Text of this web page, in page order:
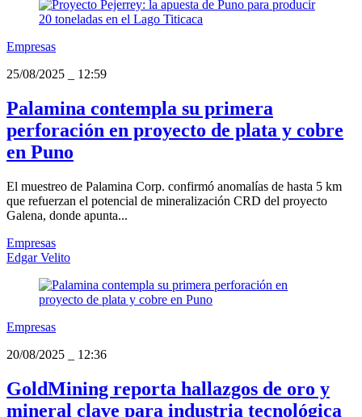
Empresas
25/08/2025
12:59
Palamina contempla su primera
perforación en proyecto de plata y cobre
en Puno
El muestreo de Palamina Corp. confirmó anomalías de hasta 5 km
que refuerzan el potencial de mineralización CRD del proyecto
Galena, donde apunta...
Empresas
Edgar Velito
Empresas
20/08/2025
12:36
GoldMining reporta hallazgos de oro y
mineral clave para industria tecnológica